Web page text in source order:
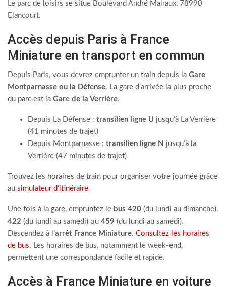
Le parc de loisirs se situe Boulevard André Malraux, 78990
Elancourt.
Accès depuis Paris à France
Miniature en transport en commun
Depuis Paris, vous devrez emprunter un train depuis la Gare
Montparnasse ou la Défense. La gare d’arrivée la plus proche
du parc est la Gare de la Verrière.
Depuis La Défense : transilien ligne U jusqu’à La Verrière
(41 minutes de trajet)
Depuis Montparnasse : transilien ligne N jusqu’à la
Verrière (47 minutes de trajet)
Trouvez les horaires de train pour organiser votre journée grâce
au simulateur d’itinéraire.
Une fois à la gare, empruntez le bus 420 (du lundi au dimanche),
422 (du lundi au samedi) ou 459 (du lundi au samedi).
Descendez à l’arrêt France Miniature. Consultez les horaires
de bus. Les horaires de bus, notamment le week-end,
permettent une correspondance facile et rapide.
Accès à France Miniature en voiture